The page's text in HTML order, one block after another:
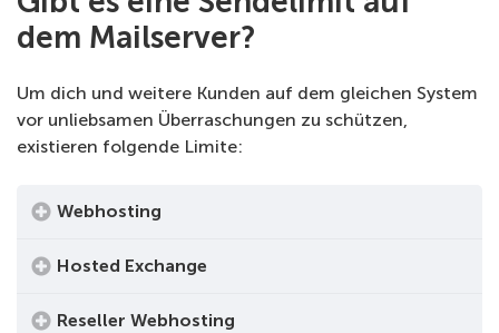
dem Mailserver?
Um dich und weitere Kunden auf dem gleichen System
vor unliebsamen Überraschungen zu schützen,
existieren folgende Limite:
Webhosting
Hosted Exchange
Reseller Webhosting